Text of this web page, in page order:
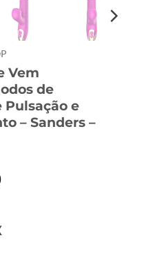
Vem
de
Pulsação e
– Sanders –
O
é: